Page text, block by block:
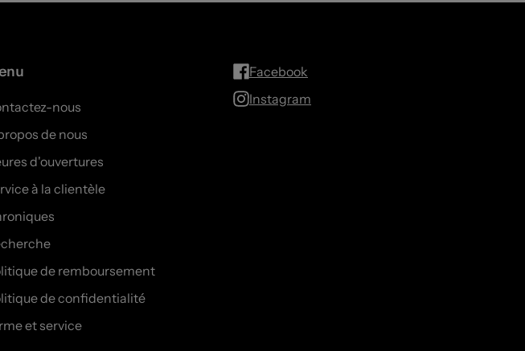
nous
de nous
d'ouvertures
à la clientèle
de remboursement
de confidentialité
et service
Facebook
Instagram